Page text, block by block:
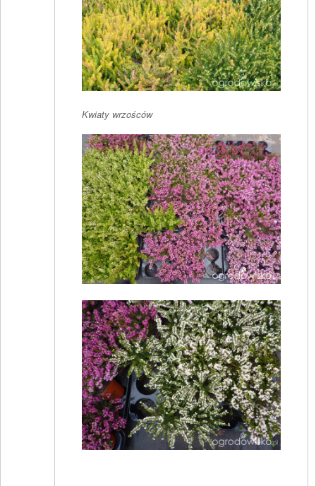
Kwiaty wrzośców